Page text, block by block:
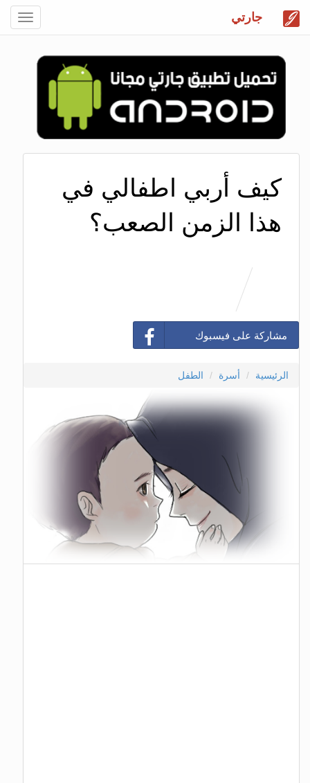
جارتي
كيف أربي اطفالي في
هذا الزمن الصعب؟
مشاركة على فيسبوك
الرئيسية أسرة الطفل